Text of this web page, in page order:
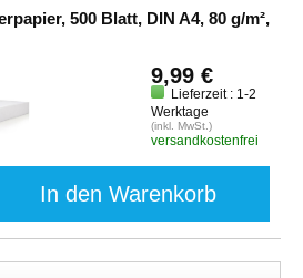
500 Blatt, DIN A4, 80 g/m²,
9,99 €
Lieferzeit : 1-2
Werktage
(inkl. MwSt.)
versandkostenfrei
In den Warenkorb